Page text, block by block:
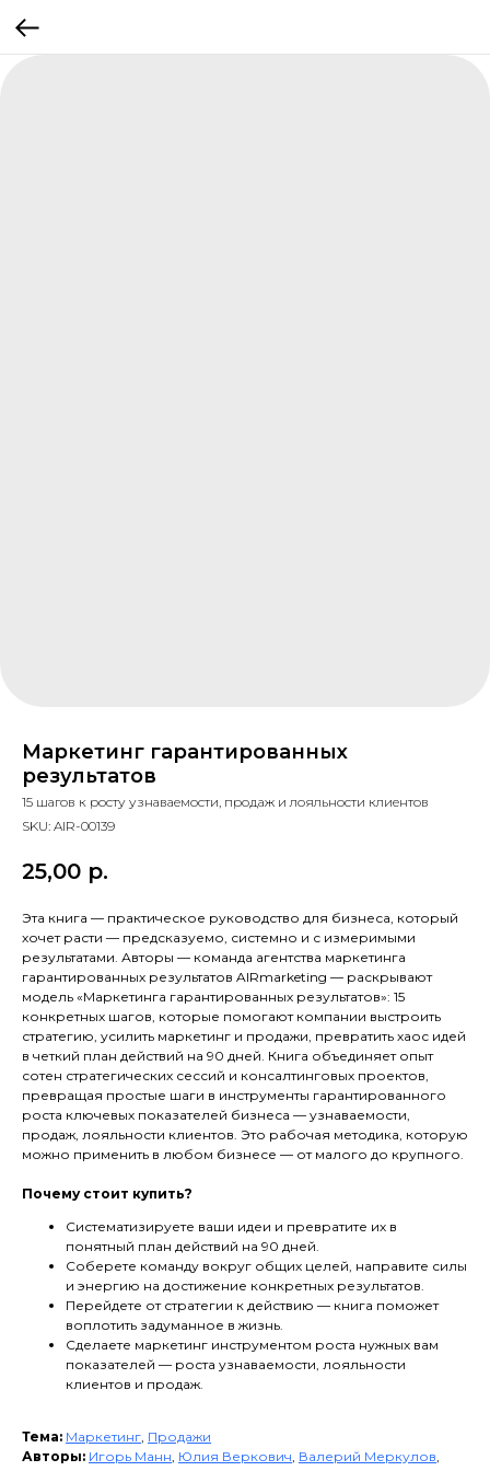
Маркетинг гарантированных
результатов
15 шагов к росту узнаваемости, продаж и лояльности клиентов
SKU: AIR-00139
25,00 р.
Эта книга — практическое руководство для бизнеса, который
хочет расти — предсказуемо, системно и с измеримыми
результатами. Авторы — команда агентства маркетинга
гарантированных результатов AIRmarketing — раскрывают
модель «Маркетинга гарантированных результатов»: 15
конкретных шагов, которые помогают компании выстроить
стратегию, усилить маркетинг и продажи, превратить хаос идей
в четкий план действий на 90 дней. Книга объединяет опыт
сотен стратегических сессий и консалтинговых проектов,
превращая простые шаги в инструменты гарантированного
роста ключевых показателей бизнеса — узнаваемости,
продаж, лояльности клиентов. Это рабочая методика, которую
можно применить в любом бизнесе — от малого до крупного.
Почему стоит купить?
Систематизируете ваши идеи и превратите их в
понятный план действий на 90 дней.
Соберете команду вокруг общих целей, направите силы
и энергию на достижение конкретных результатов.
Перейдете от стратегии к действию — книга поможет
воплотить задуманное в жизнь.
Сделаете маркетинг инструментом роста нужных вам
показателей — роста узнаваемости, лояльности
клиентов и продаж.
Тема: Маркетинг, Продажи
Авторы: Игорь Манн, Юлия Веркович, Валерий Меркулов,